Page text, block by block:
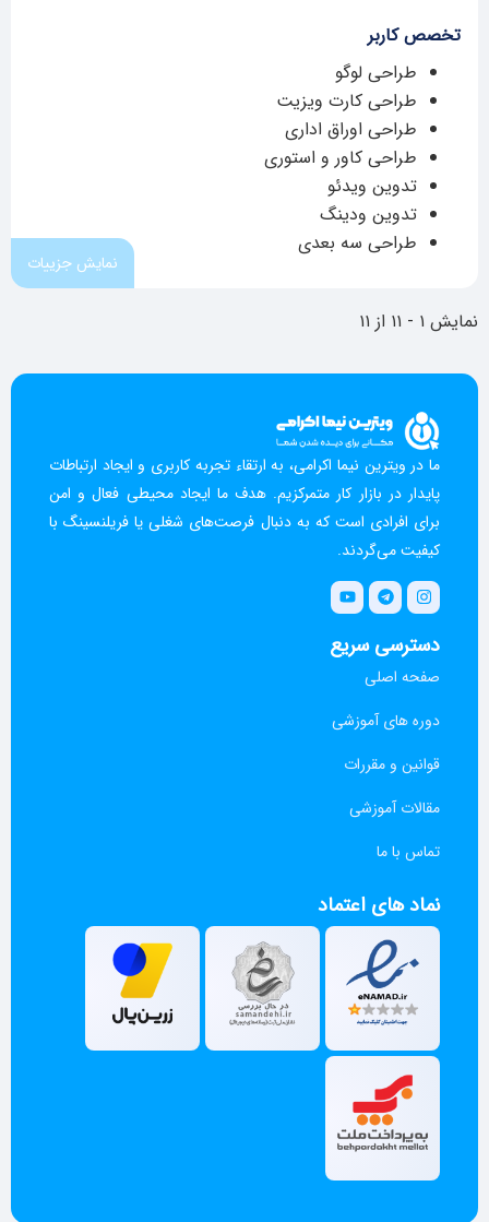
تخصص کاربر
طراحی لوگو
طراحی کارت ویزیت
طراحی اوراق اداری
طراحی کاور و استوری
تدوین ویدئو
تدوین ودینگ
طراحی سه بعدی
نمایش جزییات
نمایش ۱ - ۱۱ از ۱۱
ما در ویترین نیما اکرامی، به ارتقاء تجربه کاربری و ایجاد ارتباطات
پایدار در بازار کار متمرکزیم. هدف ما ایجاد محیطی فعال و امن
برای افرادی است که به دنبال فرصت‌های شغلی یا فریلنسینگ با
کیفیت می‌گردند.
دسترسی سریع
صفحه اصلی
دوره های آموزشی
قوانین و مقررات
مقالات آموزشی
تماس با ما
نماد های اعتماد